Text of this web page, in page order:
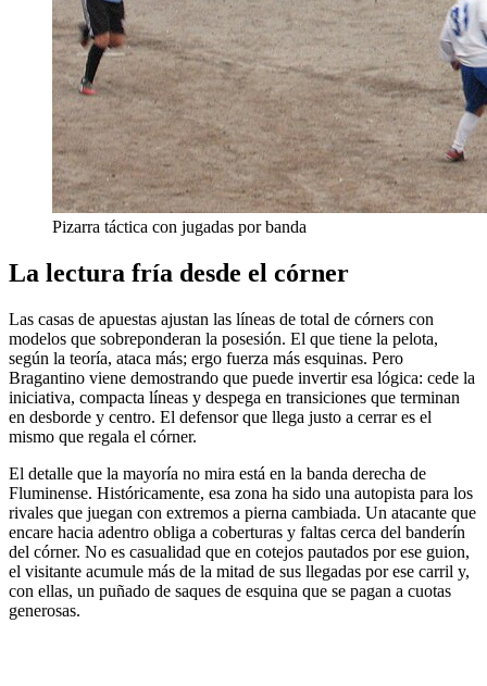
Pizarra táctica con jugadas por banda
La lectura fría desde el córner
Las casas de apuestas ajustan las líneas de total de córners con
modelos que sobreponderan la posesión. El que tiene la pelota,
según la teoría, ataca más; ergo fuerza más esquinas. Pero
Bragantino viene demostrando que puede invertir esa lógica: cede la
iniciativa, compacta líneas y despega en transiciones que terminan
en desborde y centro. El defensor que llega justo a cerrar es el
mismo que regala el córner.
El detalle que la mayoría no mira está en la banda derecha de
Fluminense. Históricamente, esa zona ha sido una autopista para los
rivales que juegan con extremos a pierna cambiada. Un atacante que
encare hacia adentro obliga a coberturas y faltas cerca del banderín
del córner. No es casualidad que en cotejos pautados por ese guion,
el visitante acumule más de la mitad de sus llegadas por ese carril y,
con ellas, un puñado de saques de esquina que se pagan a cuotas
generosas.